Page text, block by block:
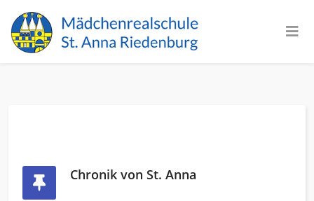
Chronik von St. Anna